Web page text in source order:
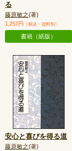
る
藤原敏之(著)
1,257円 （税込・送料別）
書籍（紙版）
安心と喜びを得る道
藤原敏之(著)